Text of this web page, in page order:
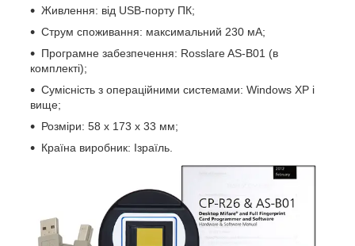
Живлення: від USB-порту ПК;
Струм споживання: максимальний 230 мА;
Програмне забезпечення: Rosslare AS-B01 (в
комплекті);
Сумісність з операційними системами: Windows XP і
вище;
Розміри: 58 х 173 х 33 мм;
Країна виробник: Ізраїль.